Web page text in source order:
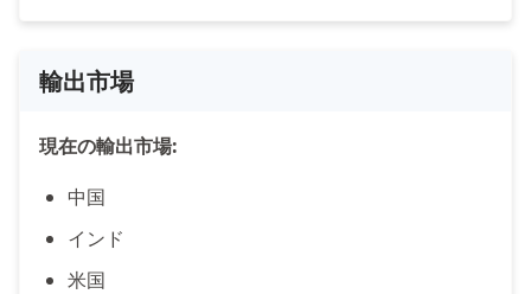
輸出市場
現在の輸出市場:
中国
インド
米国